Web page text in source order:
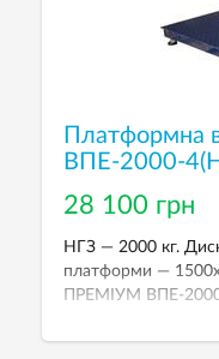
Платформна
ВПЕ-2000-
28 100 грн
НГЗ — 2000 кг.
платформи —
ПРЕМІУМ ВПЕ-
зважування різних